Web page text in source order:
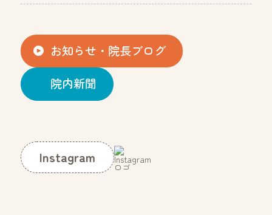
お知らせ・院長ブログ
院内新聞
Instagram